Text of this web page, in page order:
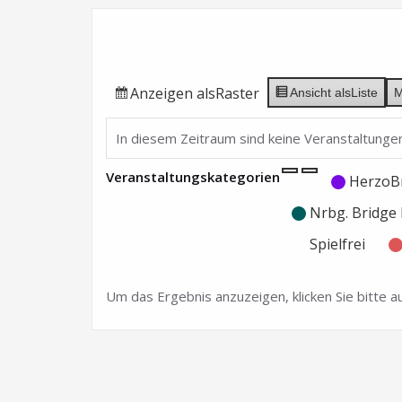
Anzeigen alsRaster Ansicht alsListe
In diesem Zeitraum sind keine
Veranstaltungskategorien
Kategorie
ohne
Titel
Kategorie
ohne
Titel
Nrbg. Bridge
Spielfrei
Um das Ergebnis anzuzeigen, klicken Sie bitte